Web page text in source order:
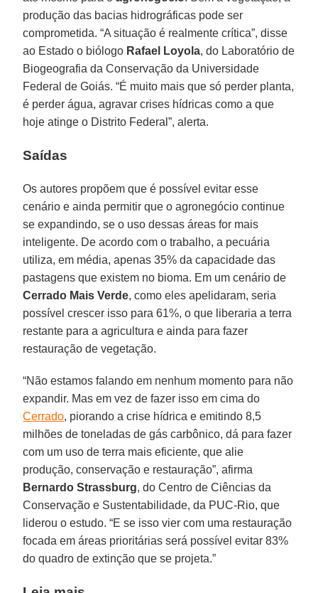
produção das bacias hidrográficas pode ser
comprometida. “A situação é realmente crítica”, disse
ao Estado o biólogo Rafael Loyola, do Laboratório de
Biogeografia da Conservação da Universidade
Federal de Goiás. “É muito mais que só perder planta,
é perder água, agravar crises hídricas como a que
hoje atinge o Distrito Federal”, alerta.
Saídas
Os autores propõem que é possível evitar esse
cenário e ainda permitir que o agronegócio continue
se expandindo, se o uso dessas áreas for mais
inteligente. De acordo com o trabalho, a pecuária
utiliza, em média, apenas 35% da capacidade das
pastagens que existem no bioma. Em um cenário de
Cerrado Mais Verde, como eles apelidaram, seria
possível crescer isso para 61%, o que liberaria a terra
restante para a agricultura e ainda para fazer
restauração de vegetação.
“Não estamos falando em nenhum momento para não
expandir. Mas em vez de fazer isso em cima do
Cerrado, piorando a crise hídrica e emitindo 8,5
milhões de toneladas de gás carbônico, dá para fazer
com um uso de terra mais eficiente, que alie
produção, conservação e restauração”, afirma
Bernardo Strassburg, do Centro de Ciências da
Conservação e Sustentabilidade, da PUC-Rio, que
liderou o estudo. “E se isso vier com uma restauração
focada em áreas prioritárias será possível evitar 83%
do quadro de extinção que se projeta.”